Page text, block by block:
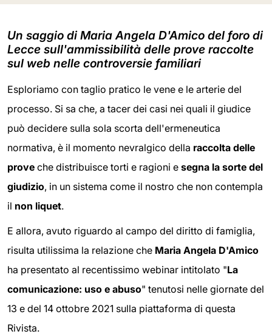
Un saggio di Maria Angela D'Amico del foro di
Lecce sull'ammissibilità delle prove raccolte
sul web nelle controversie familiari
Esploriamo con taglio pratico le vene e le arterie del
processo. Si sa che, a tacer dei casi nei quali il giudice
può decidere sulla sola scorta dell'ermeneutica
normativa, è il momento nevralgico della raccolta delle
prove che distribuisce torti e ragioni e segna la sorte del
giudizio, in un sistema come il nostro che non contempla
il non liquet.
E allora, avuto riguardo al campo del diritto di famiglia,
risulta utilissima la relazione che Maria Angela D'Amico
ha presentato al recentissimo webinar intitolato "La
comunicazione: uso e abuso" tenutosi nelle giornate del
13 e del 14 ottobre 2021 sulla piattaforma di questa
Rivista.